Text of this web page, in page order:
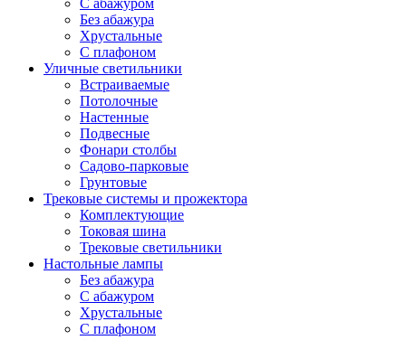
С абажуром
Без абажура
Хрустальные
С плафоном
Уличные светильники
Встраиваемые
Потолочные
Настенные
Подвесные
Фонари столбы
Садово-парковые
Грунтовые
Трековые системы и прожектора
Комплектующие
Токовая шина
Трековые светильники
Настольные лампы
Без абажура
С абажуром
Хрустальные
С плафоном